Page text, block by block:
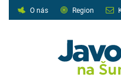
O nás Region